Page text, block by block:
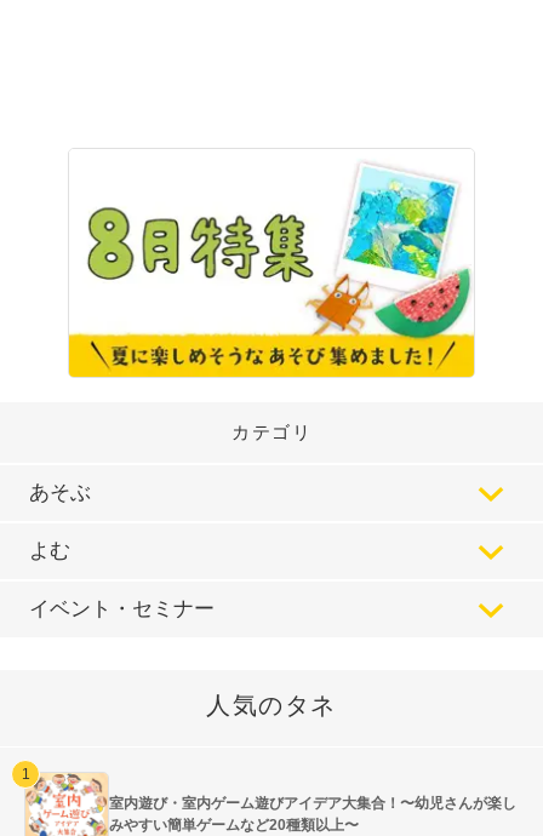
カテゴリ
あそぶ
よむ
イベント・セミナー
人気のタネ
室内遊び・室内ゲーム遊びアイデア大集合！〜幼児さんが楽し
みやすい簡単ゲームなど20種類以上〜